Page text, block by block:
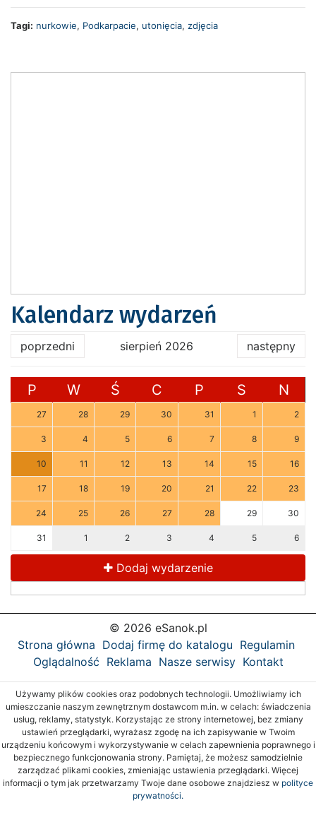
Tagi: nurkowie, Podkarpacie, utonięcia, zdjęcia
Kalendarz wydarzeń
poprzedni sierpień 2026 następny
P W Ś C P S N
27 28 29 30 31 1 2
3 4 5 6 7 8 9
10 11 12 13 14 15 16
17 18 19 20 21 22 23
24 25 26 27 28 29 30
31 1 2 3 4 5 6
Dodaj wydarzenie
© 2026 eSanok.pl
Strona główna Dodaj firmę do katalogu Regulamin
Oglądalność Reklama Nasze serwisy Kontakt
Używamy plików cookies oraz podobnych technologii. Umożliwiamy ich
umieszczanie naszym zewnętrznym dostawcom m.in. w celach: świadczenia
usług, reklamy, statystyk. Korzystając ze strony internetowej, bez zmiany
ustawień przeglądarki, wyrażasz zgodę na ich zapisywanie w Twoim
urządzeniu końcowym i wykorzystywanie w celach zapewnienia poprawnego i
bezpiecznego funkcjonowania strony. Pamiętaj, że możesz samodzielnie
zarządzać plikami cookies, zmieniając ustawienia przeglądarki. Więcej
informacji o tym jak przetwarzamy Twoje dane osobowe znajdziesz w polityce
prywatności.